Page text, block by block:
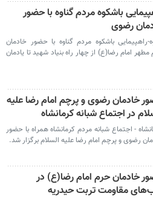
باشکوه مردم گناوه با حضور
رضوی
راهپیمایی باشکوه مردم گناوه با حضور خادمان
امام رضا(ع) از چهار راه بنیاد شهید تا یادمان
خادمان رضوی و پرچم امام رضا علیه
در اجتماع شبانه کرمانشاه
- اجتماع شبانه مردم کرمانشاه همراه با حضور
رضوی و پرچم امام رضا علیه السلام برگزار شد.
خادمان حرم امام رضا(ع) در
مقاومت تربت حیدریه